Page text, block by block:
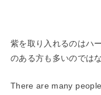
紫を取り入れるのはハ
のある方も多いのでは
There are many